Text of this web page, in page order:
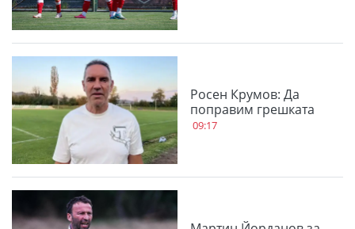
Росен Крумов: Да
поправим грешката
09:17